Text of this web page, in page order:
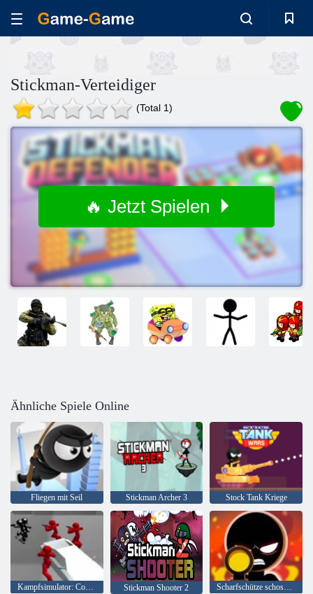
Stickman-Verteidiger
(Total 1)
🔥 Jetzt Spielen
Ähnliche Spiele Online
Fliegen mit Seil Stickman Archer 3 Stock Tank Kriege
Kampfsimulator: Counter Stickman Stickman Shooter 2 Scharfschütze schoss 3D